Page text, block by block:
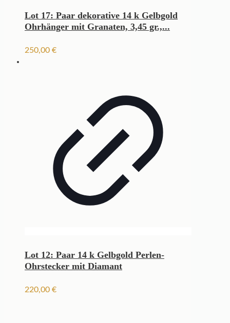
Lot 17: Paar dekorative 14 k Gelbgold
Ohrhänger mit Granaten, 3,45 gr.,...
250,00 €
Lot 12: Paar 14 k Gelbgold Perlen-
Ohrstecker mit Diamant
220,00 €